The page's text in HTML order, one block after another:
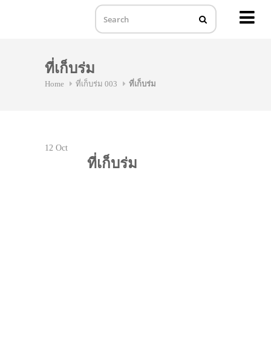
ที่เก็บร่ม
Home ที่เก็บร่ม 003 ที่เก็บร่ม
12 Oct
ที่เก็บร่ม